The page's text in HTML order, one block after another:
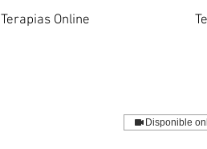
Terapias Online
Disponible